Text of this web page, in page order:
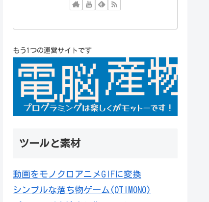
もう1つの運営サイトです
ツールと素材
動画をモノクロアニメGIFに変換
シンプルな落ち物ゲーム(OTIMONO)